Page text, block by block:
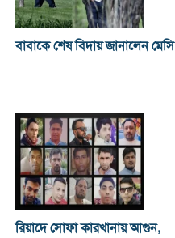
বাবাকে শেষ বিদায় জানালেন মেসি
রিয়াদে সোফা কারখানায় আগুন,